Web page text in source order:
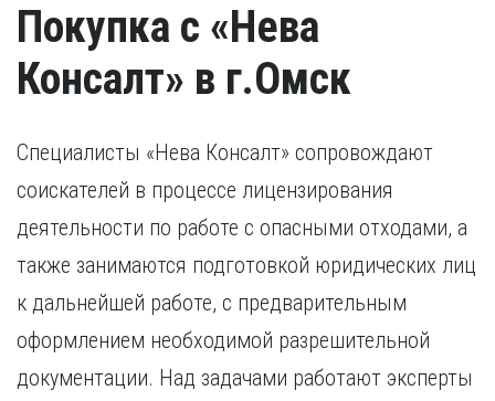
Покупка с «Нева
Консалт» в г.Омск
Специалисты «Нева Консалт» сопровождают
соискателей в процессе лицензирования
деятельности по работе с опасными отходами, а
также занимаются подготовкой юридических лиц
к дальнейшей работе, с предварительным
оформлением необходимой разрешительной
документации. Над задачами работают эксперты